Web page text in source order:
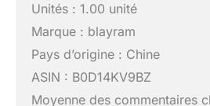
Unités : 1.00 unité
Marque : blayram
Pays d’origine : Chine
ASIN : B0D14KV9BZ
Moyenne des commentaires